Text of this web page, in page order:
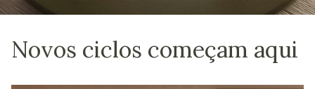
Novos ciclos começam aqui